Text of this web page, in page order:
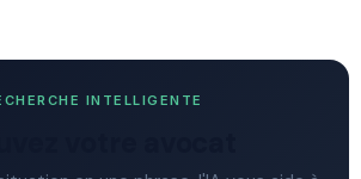
INTELLIGENTE